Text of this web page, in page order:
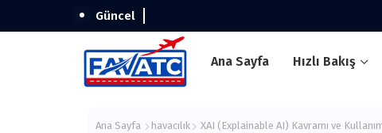
Güncel
Ana Sayfa Hızlı Bakış
Ana Sayfa havacılık XAI (Explainable AI) Kavramı ve